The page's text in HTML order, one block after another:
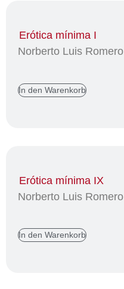
Erótica mínima I
Norberto Luis Romero
In den Warenkorb
Erótica mínima IX
Norberto Luis Romero
In den Warenkorb